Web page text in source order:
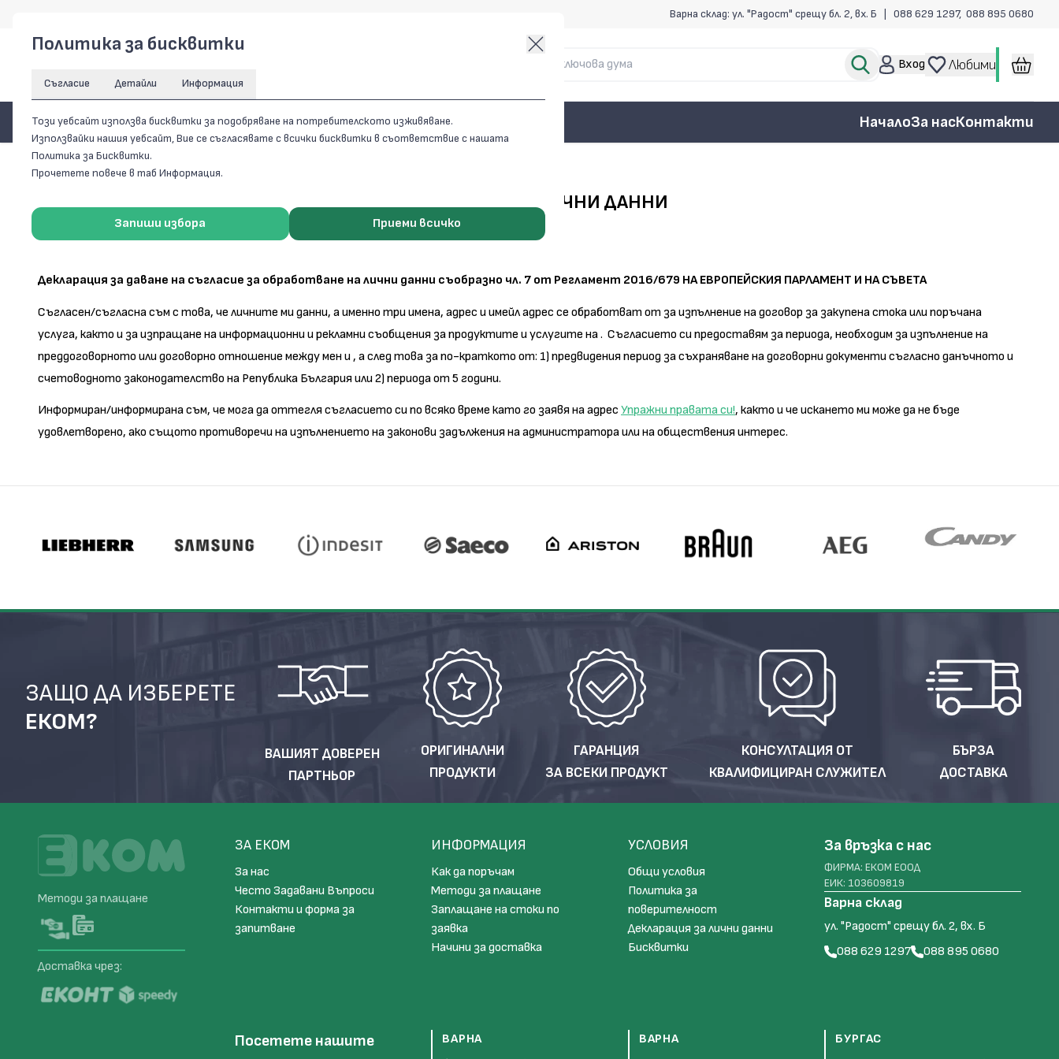
Варна склад: ул. "Радост" срещу бл. 2, вх. Б | 088 629 1297, 088 895 0680
Вход Любими
ПРОДУКТИ НачалоЗа насКонтакти
Начало / Декларация за лични данни
ДЕКЛАРАЦИЯ ЗА ЛИЧНИ ДАННИ
Декларация за даване на съгласие за обработване на лични данни съобразно чл. 7 от Регламент 2016/679 НА ЕВРОПЕЙСКИЯ ПАРЛАМЕНТ И НА СЪВЕТА
Съгласен/съгласна съм с това, че личните ми данни, а именно три имена, адрес и имейл адрес се обработват от за изпълнение на договор за закупена стока или поръчана
услуга, както и за изпращане на информационни и рекламни съобщения за продуктите и услугите на . Съгласието си предоставям за периода, необходим за изпълнение на
преддоговорното или договорно отношение между мен и , а след това за по-краткото от: 1) предвидения период за съхраняване на договорни документи съгласно данъчното и
счетоводното законодателство на Република България или 2) периода от 5 години.
Информиран/информирана съм, че мога да оттегля съгласието си по всяко време като го заявя на адрес Упражни правата си!, както и че искането ми може да не бъде
удовлетворено, ако същото противоречи на изпълнението на законови задължения на администратора или на обществения интерес.
ЗАЩО ДА ИЗБЕРЕТЕ
ЕКОМ?
ВАШИЯТ ДОВЕРЕН
ПАРТНЬОР
ОРИГИНАЛНИ
ПРОДУКТИ
ГАРАНЦИЯ
ЗА ВСЕКИ ПРОДУКТ
КОНСУЛТАЦИЯ ОТ
КВАЛИФИЦИРАН СЛУЖИТЕЛ
БЪРЗА
ДОСТАВКА
Методи за плащане
Доставка чрез:
ЗА ЕКОМ
За нас
Често Задавани Въпроси
Контакти и форма за
запитване
ИНФОРМАЦИЯ
Как да поръчам
Методи за плащане
Заплащане на стоки по
заявка
Начини за доставка
УСЛОВИЯ
Общи условия
Политика за
поверителност
Декларация за лични данни
Бисквитки
За връзка с нас
ФИРМА: ЕКОМ ЕООД
ЕИК: 103609819
Варна склад
ул. "Радост" срещу бл. 2, вх. Б
088 629 1297
088 895 0680
Посетете нашите
ВАРНА
ВАРНА
БУРГАС
Политика за бисквитки
Съгласие Детайли Информация
Този уебсайт използва бисквитки за подобряване на потребителското изживяване.
Използвайки нашия уебсайт, Вие се съгласявате с всички бисквитки в съответствие с нашата
Политика за Бисквитки.
Прочетете повече в таб Информация.
Запиши избора Приеми всичко